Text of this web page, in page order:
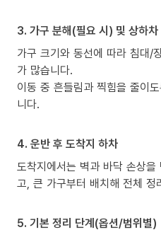
3. 가구 분해(필요 시) 및 상하차
가구 크기와 동선에 따라 침대/
가 많습니다.
이동 중 흔들림과 찍힘을 줄이
니다.
4. 운반 후 도착지 하차
도착지에서는 벽과 바닥 손상
고, 큰 가구부터 배치해 전체 정
5. 기본 정리 단계(옵션/범위별)